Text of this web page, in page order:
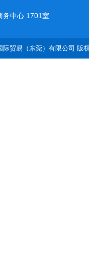
务中心 1701室
际贸易（东莞）有限公司 版